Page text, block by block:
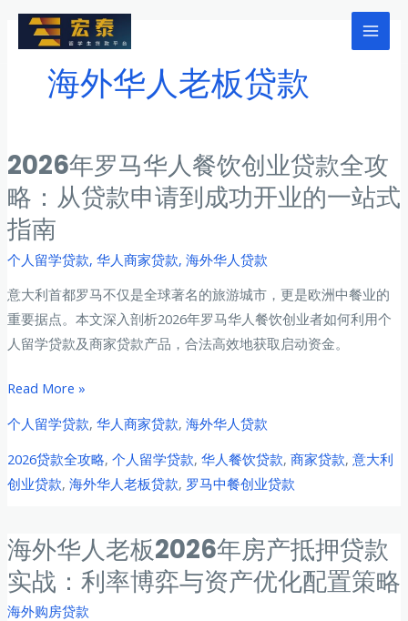
Main
海外华人老板贷款
2026年罗马华人餐饮创业贷款全攻
略：从贷款申请到成功开业的一站式
指南
个人留学贷款, 华人商家贷款, 海外华人贷款
意大利首都罗马不仅是全球著名的旅游城市，更是欧洲中餐业的
重要据点。本文深入剖析2026年罗马华人餐饮创业者如何利用个
人留学贷款及商家贷款产品，合法高效地获取启动资金。
2026
罗
马
华
餐
饮
创
业
Read More »
个人留学贷款, 华人商家贷款, 海外华人贷款
2026贷款全攻略, 个人留学贷款, 华人餐饮贷款, 商家贷款, 意大利
创业贷款, 海外华人老板贷款, 罗马中餐创业贷款
海外华人老板2026年房产抵押贷款
实战：利率博弈与资产优化配置策略
海外购房贷款